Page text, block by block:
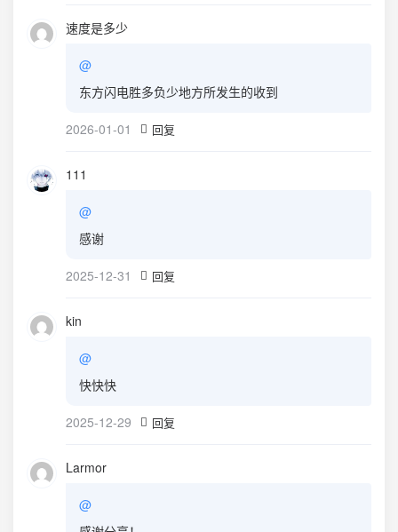
速度是多少
@
东方闪电胜多负少地方所发生的收到
2026-01-01 回复
111
@
感谢
2025-12-31 回复
kin
@
快快快
2025-12-29 回复
Larmor
@